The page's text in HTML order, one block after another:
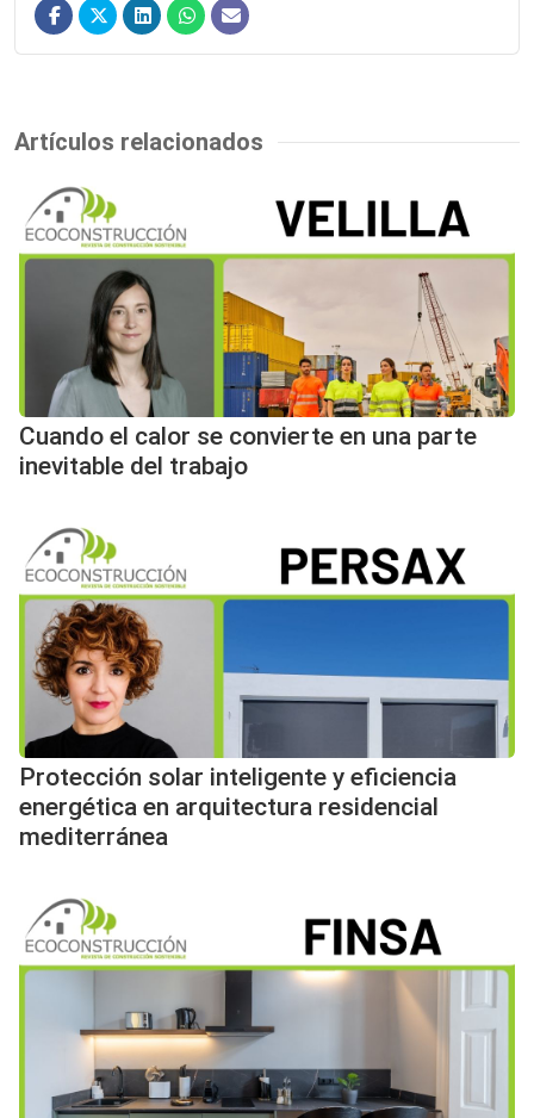
Artículos relacionados
Cuando el calor se convierte en una parte
inevitable del trabajo
Protección solar inteligente y eficiencia
energética en arquitectura residencial
mediterránea